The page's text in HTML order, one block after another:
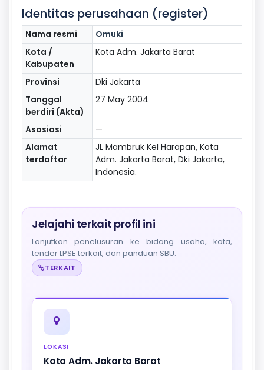
Identitas perusahaan (register)
Nama resmi
Omuki
Kota /
Kabupaten
Kota Adm. Jakarta Barat
Provinsi
Dki Jakarta
Tanggal
berdiri (Akta)
27 May 2004
Asosiasi
—
Alamat
terdaftar
JL Mambruk Kel Harapan, Kota
Adm. Jakarta Barat, Dki Jakarta,
Indonesia.
Jelajahi terkait profil ini
Lanjutkan penelusuran ke bidang usaha, kota,
tender LPSE terkait, dan panduan SBU.
TERKAIT
LOKASI
Kota Adm. Jakarta Barat